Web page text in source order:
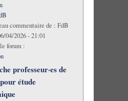
commentaire de : FdB
04/2026 - 21:01
forum :
professeur·es de
étude